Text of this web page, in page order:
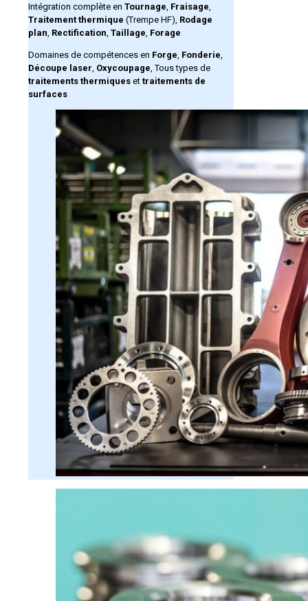
Intégration complète en Tournage Fraisage
Traitement thermique (Trempe HF), Rodage
plan Rectification Taillage Forage
Domaines de compétences en Forge Fonderie
Découpe laser Oxycoupage , Tous types de
traitements thermiques et traitements de
surfaces